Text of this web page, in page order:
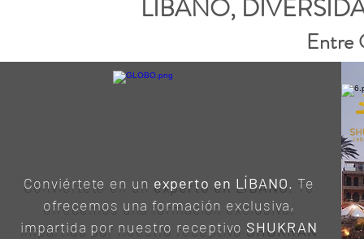
LIBANO,
Entre
Conviértete en un experto en LÍBANO. Te
ofrecemos una formación exclusiva,
impartida por nuestro receptivo SHUKRAN